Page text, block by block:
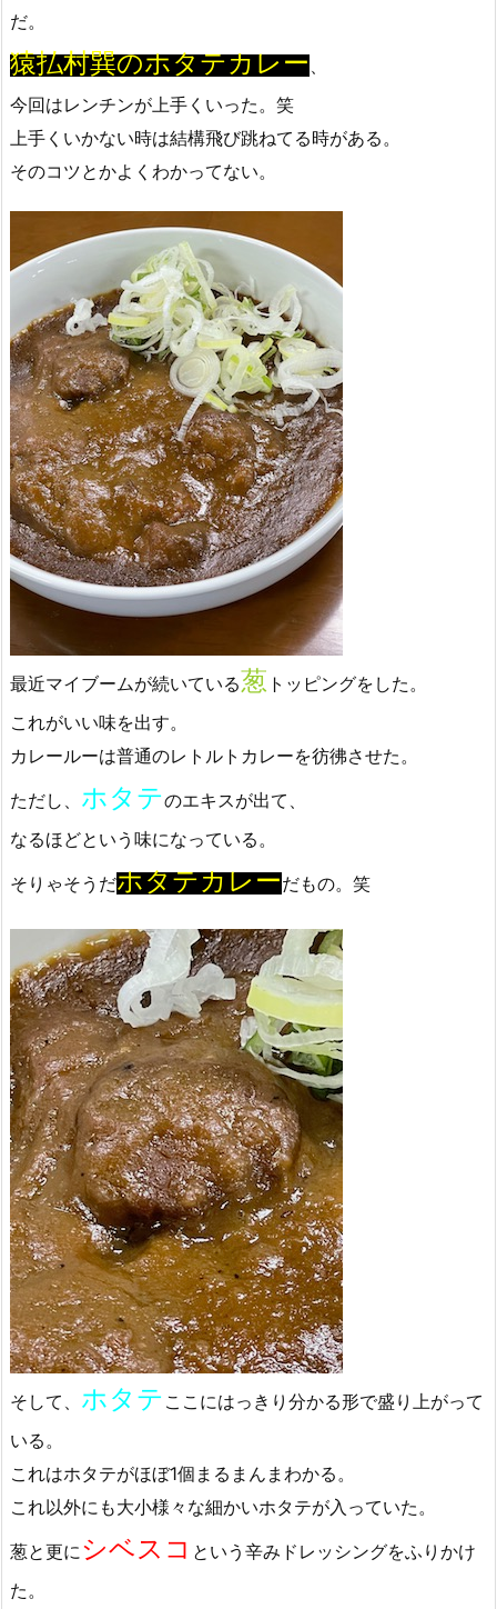
だ。
猿払村巽のホタテカレー、
今回はレンチンが上手くいった。笑
上手くいかない時は結構飛び跳ねてる時がある。
そのコツとかよくわかってない。
最近マイブームが続いている葱 トッピングをした。
これがいい味を出す。
カレールーは普通のレトルトカレーを彷彿させた。
ただし、 ホタテのエキスが出て、
なるほどという味になっている。
そりゃそうだホタテカレーだもの。笑
そして、 ホタテ ここにはっきり分かる形で盛り上がって
いる。
これはホタテがほぼ1個まるまんまわかる。
これ以外にも大小様々な細かいホタテが入っていた。
葱と更に シベスコ という辛みドレッシングをふりかけ
た。